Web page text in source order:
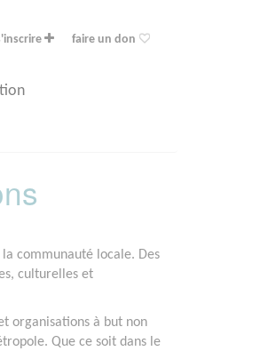
faire un don
communauté locale. Des
culturelles et
organisations à but non
Que ce soit dans le